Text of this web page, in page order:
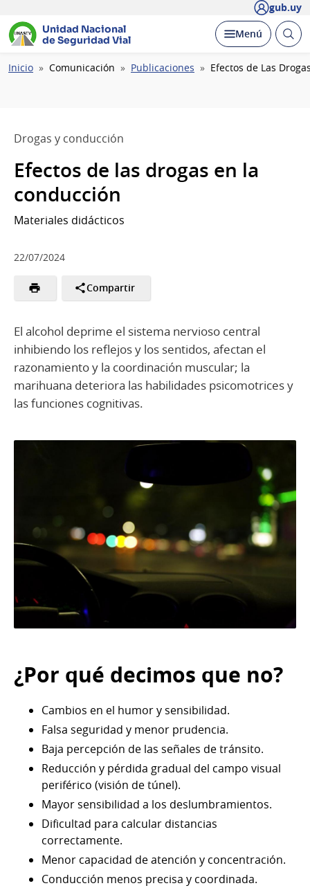
gub.uy
Unidad Nacional
de Seguridad Vial
Desplegar
Menú Abrir
Ruta
Inicio Comunicación Publicaciones Efectos de Las
Drogas y conducción
Efectos de las drogas en la
conducción
Materiales didácticos
22/07/2024
Compartir
El alcohol deprime el sistema nervioso central
inhibiendo los reflejos y los sentidos, afectan el
razonamiento y la coordinación muscular; la
marihuana deteriora las habilidades psicomotrices y
las funciones cognitivas.
¿Por qué decimos que no?
Cambios en el humor y sensibilidad.
Falsa seguridad y menor prudencia.
Baja percepción de las señales de tránsito.
Reducción y pérdida gradual del campo visual
periférico (visión de túnel).
Mayor sensibilidad a los deslumbramientos.
Dificultad para calcular distancias
correctamente.
Menor capacidad de atención y concentración.
Conducción menos precisa y coordinada.